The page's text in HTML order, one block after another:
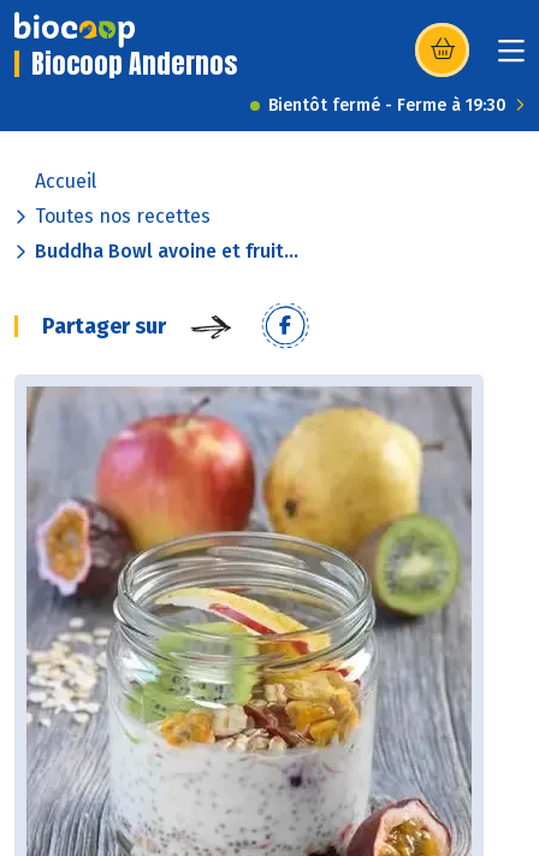
Biocoop Andernos (s’ouvre dans
Bientôt fermé - Ferme à 19:30
Accueil
Toutes nos recettes
Buddha Bowl avoine et fruit...
Partager sur